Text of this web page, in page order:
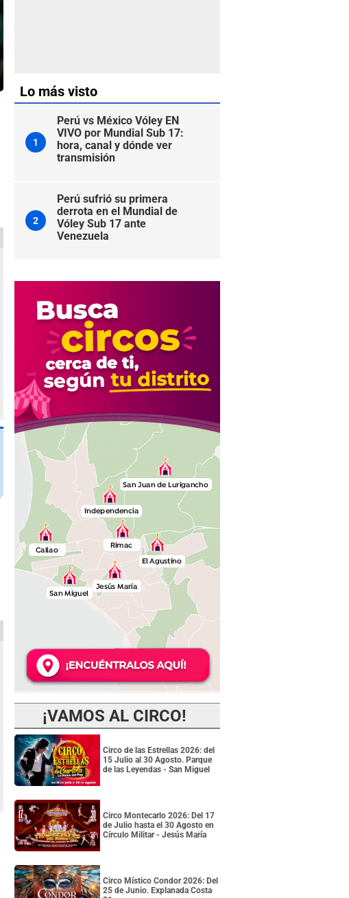
Lo más visto
1
Perú vs México Vóley EN
VIVO por Mundial Sub 17:
hora, canal y dónde ver
transmisión
2
Perú sufrió su primera
derrota en el Mundial de
Vóley Sub 17 ante
Venezuela
¡VAMOS AL CIRCO!
Circo de las Estrellas 2026: del
15 Julio al 30 Agosto. Parque
de las Leyendas - San Miguel
Circo Montecarlo 2026: Del 17
de Julio hasta el 30 Agosto en
Círculo Militar - Jesús María
Circo Místico Condor 2026: Del
25 de Junio. Explanada Costa